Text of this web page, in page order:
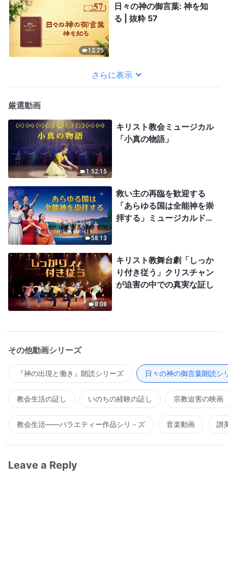
12:25
日々の神の御言葉: 神を知
る | 抜粋 57
さらに表示
厳選動画
1:52:15
キリスト教会ミュージカル
「小真の物語」
58:13
救い主の再臨を歓迎する
「あらゆる国は全能神を崇
拝する」ミュージカルドラ
8:08
キリスト教舞台劇「しっか
り付き従う」クリスチャン
が迫害の中での真実な証し
その他動画シリーズ
『神の出現と働き』朗読シリーズ 日々の神の御言葉朗読シ
教会生活の証し いのちの経験の証し 宗教迫害の映画
教会生活――バラエティー作品シリ－ズ 音楽動画 讃
Leave a Reply